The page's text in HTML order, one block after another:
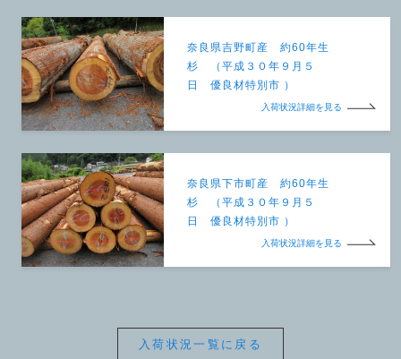
奈良県吉野町産 約60年生
杉 （平成３０年９月５
日 優良材特別市 ）
入荷状況詳細を見る
奈良県下市町産 約60年生
杉 （平成３０年９月５
日 優良材特別市 ）
入荷状況詳細を見る
入荷状況一覧に戻る